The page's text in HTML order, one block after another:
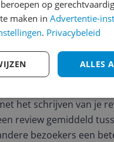
zijn nog geen
Heb jij dit product in
het schrijven van je
review gemiddeld
bezoekers een
op
maken in Advertentie-
. Privacybeleid
ALLES